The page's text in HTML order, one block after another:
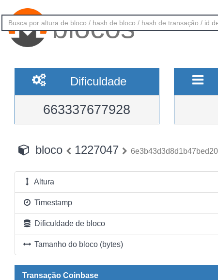
blocos
Dificuldade
663337677928
bloco 1227047
Altura
Timestamp
Dificuldade de bloco
Tamanho do bloco (bytes)
Transação Coinbase